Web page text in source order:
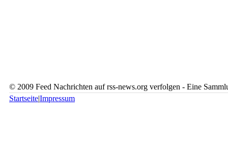
© 2009 Feed Nachrichten auf rss-news.org verfolgen - Eine
Startseite|Impressum